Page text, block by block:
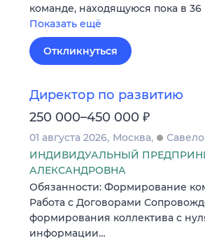
команде, находящуюся пока в 36
Показать ещё
Откликнуться
Директор по развитию
250 000–450 000 ₽
01 августа 2026 Москва
ИНДИВИДУАЛЬНЫЙ
АЛЕКСАНДРОВНА
Обязанности: Формирование
Работа с Договорами
формирования коллектива с
информации…